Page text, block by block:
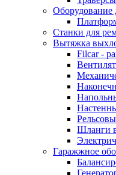
Оборудование
Станки для
Вытяжка
Filcar -
Шланги
Гаражжное